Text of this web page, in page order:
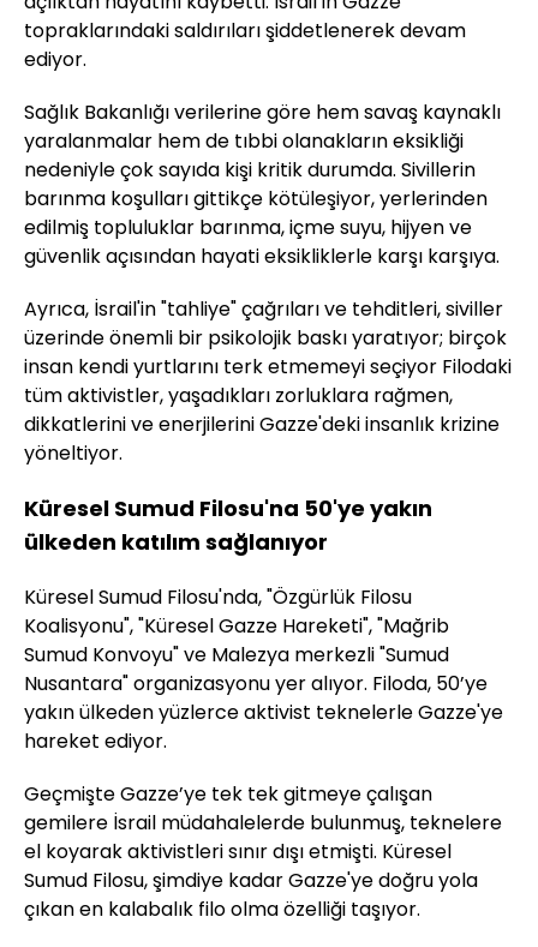
topraklarındaki saldırıları şiddetlenerek devam
ediyor.
Sağlık Bakanlığı verilerine göre hem savaş kaynaklı
yaralanmalar hem de tıbbi olanakların eksikliği
nedeniyle çok sayıda kişi kritik durumda. Sivillerin
barınma koşulları gittikçe kötüleşiyor, yerlerinden
edilmiş topluluklar barınma, içme suyu, hijyen ve
güvenlik açısından hayati eksikliklerle karşı karşıya.
Ayrıca, İsrail'in "tahliye" çağrıları ve tehditleri, siviller
üzerinde önemli bir psikolojik baskı yaratıyor; birçok
insan kendi yurtlarını terk etmemeyi seçiyor Filodaki
tüm aktivistler, yaşadıkları zorluklara rağmen,
dikkatlerini ve enerjilerini Gazze'deki insanlık krizine
yöneltiyor.
Küresel Sumud Filosu'na 50'ye yakın
ülkeden katılım sağlanıyor
Küresel Sumud Filosu'nda, "Özgürlük Filosu
Koalisyonu", "Küresel Gazze Hareketi", "Mağrib
Sumud Konvoyu" ve Malezya merkezli "Sumud
Nusantara" organizasyonu yer alıyor. Filoda, 50’ye
yakın ülkeden yüzlerce aktivist teknelerle Gazze'ye
hareket ediyor.
Geçmişte Gazze’ye tek tek gitmeye çalışan
gemilere İsrail müdahalelerde bulunmuş, teknelere
el koyarak aktivistleri sınır dışı etmişti. Küresel
Sumud Filosu, şimdiye kadar Gazze'ye doğru yola
çıkan en kalabalık filo olma özelliği taşıyor.